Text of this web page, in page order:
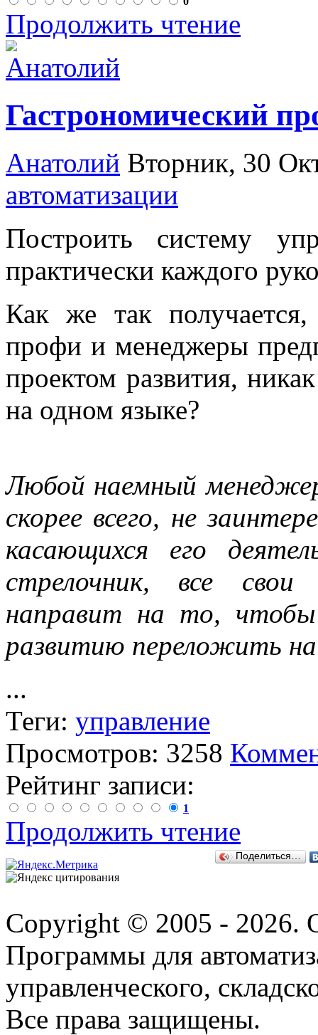
Продолжить чтение
Гастрономический
Анатолий Вторник, 30
автоматизации
Построить систему
практически каждого
Как же так
профи и менеджеры
проектом развития,
на одном языке?
Любой наемный
скорее всего, не
касающихся его
стрелочник, все
направит на то,
развитию переложить на
...
Теги: управление
Просмотров: 3258
Рейтинг записи:
1
Продолжить чтение
Поделиться…
Copyright © 2005 - 2026.
Программы для
управленческого,
Все права защищены.